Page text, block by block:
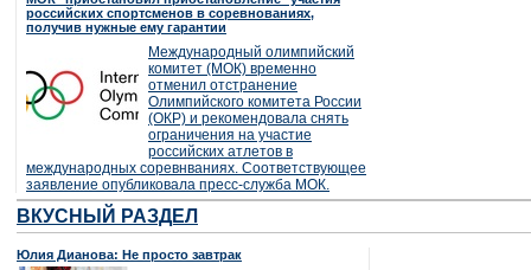
российских спортсменов в соревнованиях,
получив нужные ему гарантии
Международный олимпийский
комитет (МОК) временно
отменил отстранение
Олимпийского комитета России
(ОКР) и рекомендовала снять
ограничения на участие
российских атлетов в
международных соревнваниях. Соответствующее
заявление опубликовала пресс-служба МОК.
ВКУСНЫЙ РАЗДЕЛ
Юлия Дианова: Не просто завтрак